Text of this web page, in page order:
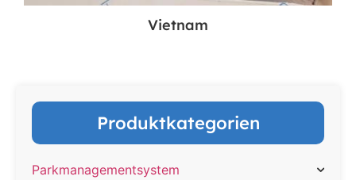
Produktkategorien
Parkmanagementsystem
Vietnam